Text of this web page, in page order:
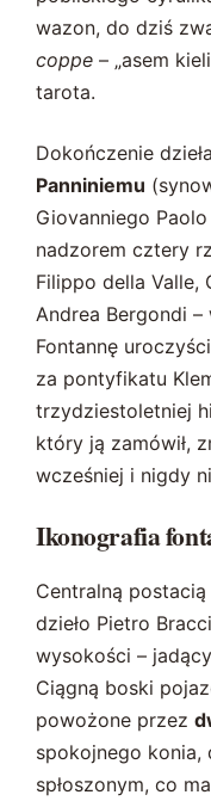
wazon, do dziś
coppe – „asem
tarota.
Dokończenie
Panniniemu
Giovanniego
nadzorem cztery
Filippo della Valle,
Andrea Bergondi
Fontannę
za pontyfikatu
trzydziestoletniej
który ją zamówił,
wcześniej i nigdy
Ikonografia
Centralną
dzieło Pietro
wysokości –
Ciągną boski
powożone przez
spokojnego konia,
spłoszonym, co